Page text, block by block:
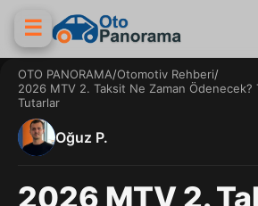
☰
OTO PANORAMA/Otomotiv Rehberi/
2026 MTV 2. Taksit Ne Zaman Ödenecek?
Tutarlar
Oğuz P.
2026 MTV 2.